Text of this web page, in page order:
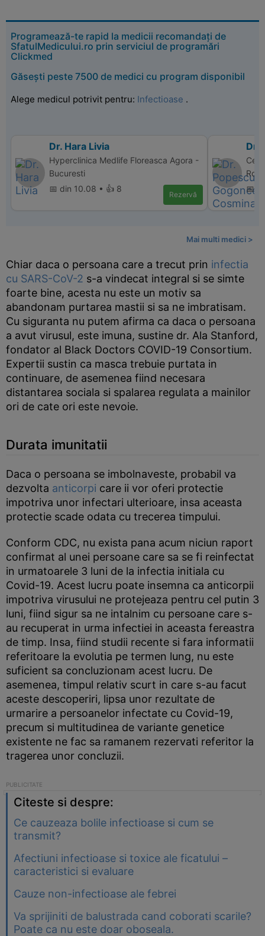
Programează-te rapid la medicii recomandați de
SfatulMedicului.ro prin serviciul de programări
Clickmed
Găsești peste 7500 de medici cu program disponibil
Alege medicul potrivit pentru: Infectioase .
Dr. Hara Livia
Hyperclinica Medlife Floreasca Agora -
Bucuresti
📅 din 10.08 • 👍 8
Rezervă
Dr.
📅
Mai multi medici >
Chiar daca o persoana care a trecut prin infectia
cu SARS-CoV-2 s-a vindecat integral si se simte
foarte bine, acesta nu este un motiv sa
abandonam purtarea mastii si sa ne imbratisam.
Cu siguranta nu putem afirma ca daca o persoana
a avut virusul, este imuna, sustine dr. Ala Stanford,
fondator al Black Doctors COVID-19 Consortium.
Expertii sustin ca masca trebuie purtata in
continuare, de asemenea fiind necesara
distantarea sociala si spalarea regulata a mainilor
ori de cate ori este nevoie.
Durata imunitatii
Daca o persoana se imbolnaveste, probabil va
dezvolta anticorpi care ii vor oferi protectie
impotriva unor infectari ulterioare, insa aceasta
protectie scade odata cu trecerea timpului.
Conform CDC, nu exista pana acum niciun raport
confirmat al unei persoane care sa se fi reinfectat
in urmatoarele 3 luni de la infectia initiala cu
Covid-19. Acest lucru poate insemna ca anticorpii
impotriva virusului ne protejeaza pentru cel putin 3
luni, fiind sigur sa ne intalnim cu persoane care s-
au recuperat in urma infectiei in aceasta fereastra
de timp. Insa, fiind studii recente si fara informatii
referitoare la evolutia pe termen lung, nu este
suficient sa concluzionam acest lucru. De
asemenea, timpul relativ scurt in care s-au facut
aceste descoperiri, lipsa unor rezultate de
urmarire a persoanelor infectate cu Covid-19,
precum si multitudinea de variante genetice
existente ne fac sa ramanem rezervati referitor la
tragerea unor concluzii.
Citeste si despre:
Ce cauzeaza bolile infectioase si cum se
transmit?
Afectiuni infectioase si toxice ale ficatului –
caracteristici si evaluare
Cauze non-infectioase ale febrei
Va sprijiniti de balustrada cand coborati scarile?
Poate ca nu este doar oboseala.